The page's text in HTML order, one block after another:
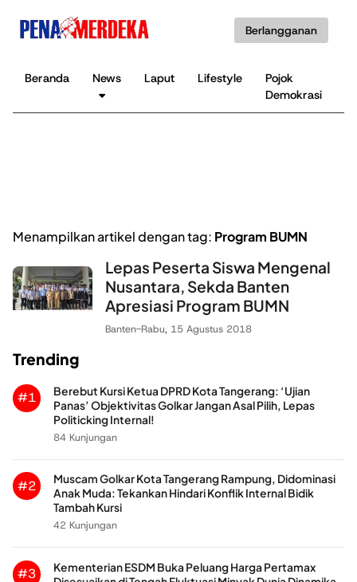
Berlangganan
Beranda News Laput Lifestyle
Pojok
Demokrasi
Menampilkan artikel dengan tag: Program BUMN
Lepas Peserta Siswa Mengenal
Nusantara, Sekda Banten
Apresiasi Program BUMN
Banten-Rabu, 15 Agustus 2018
Trending
#1
Berebut Kursi Ketua DPRD Kota Tangerang: ‘Ujian
Panas’ Objektivitas Golkar Jangan Asal Pilih, Lepas
Politicking Internal!
84 Kunjungan
#2
Muscam Golkar Kota Tangerang Rampung, Didominasi
Anak Muda: Tekankan Hindari Konflik Internal Bidik
Tambah Kursi
42 Kunjungan
#3
Kementerian ESDM Buka Peluang Harga Pertamax